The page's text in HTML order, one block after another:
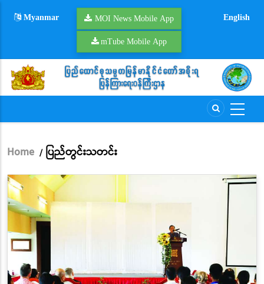
Myanmar MOI News Mobile App
mTube Mobile App
English
Breadcrumb
Home / ပြည်တွင်းသတင်း